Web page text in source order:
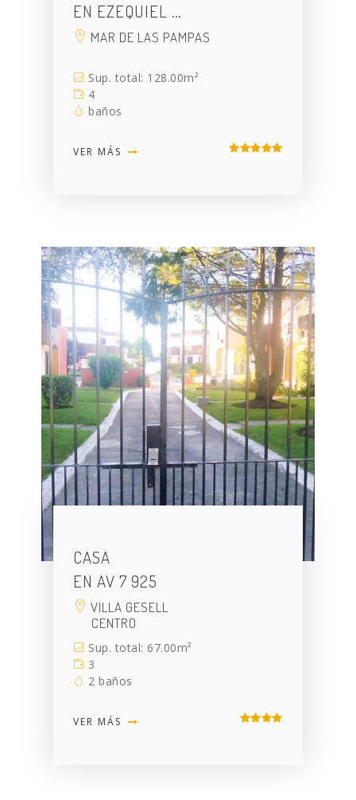
EN EZEQUIEL …
MAR DE LAS PAMPAS
Sup. total: 128.00m²
4
baños
VER MÁS
CASA
EN AV 7 925
VILLA GESELL
CENTRO
Sup. total: 67.00m²
3
2 baños
VER MÁS